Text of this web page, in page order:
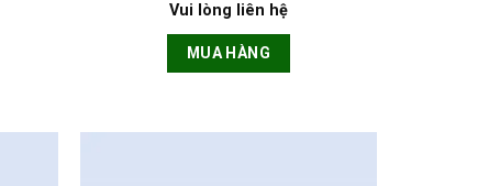
Vui lòng liên hệ
MUA HÀNG